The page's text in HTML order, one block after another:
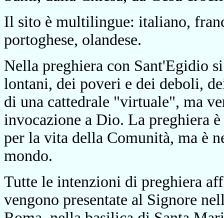
Il sito è multilingue: italiano,
portoghese, olandese.
Nella preghiera con Sant'Egidio
lontani, dei poveri e dei deboli,
di una cattedrale "virtuale", ma
invocazione a Dio. La preghiera
per la vita della Comunità, ma è
mondo.
Tutte le intenzioni di preghiera
vengono presentate al Signore